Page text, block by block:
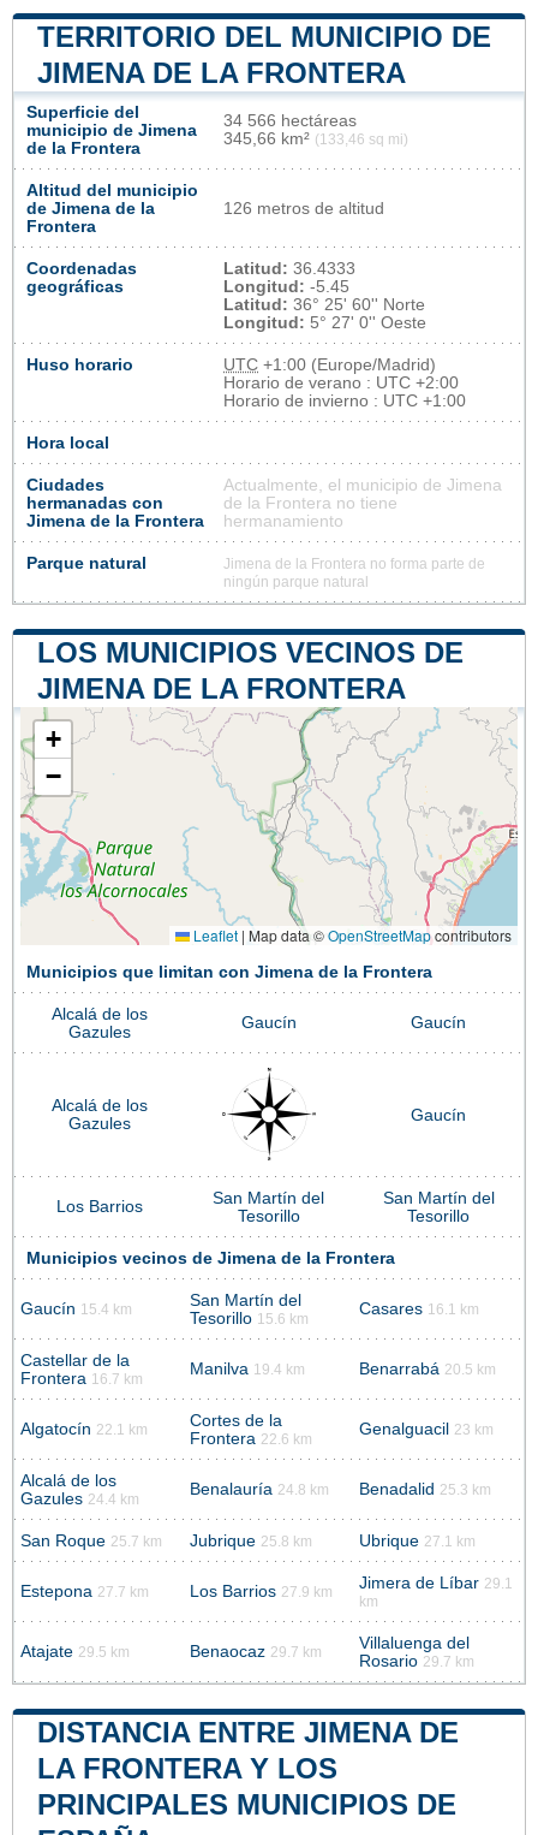
TERRITORIO DEL MUNICIPIO DE
JIMENA DE LA FRONTERA
Superficie del
municipio de Jimena
de la Frontera
34 566 hectáreas
345,66 km² (133,46 sq mi)
Altitud del municipio
de Jimena de la
Frontera
126 metros de altitud
Coordenadas
geográficas
Latitud: 36.4333
Longitud: -5.45
Latitud: 36° 25' 60'' Norte
Longitud: 5° 27' 0'' Oeste
Huso horario UTC +1:00 (Europe/Madrid)
Horario de verano : UTC +2:00
Horario de invierno : UTC +1:00
Hora local
Ciudades
hermanadas con
Jimena de la Frontera
Actualmente, el municipio de Jimena
de la Frontera no tiene
hermanamiento
Parque natural
Jimena de la Frontera no forma parte de
ningún parque natural
LOS MUNICIPIOS VECINOS DE
JIMENA DE LA FRONTERA
+
−
Leaflet | Map data ©OpenStreetMapcontributors
Municipios que limitan con Jimena de la Frontera
Alcalá de los
Gazules
Gaucín Gaucín
Alcalá de los
Gazules
Gaucín
Los Barrios
San Martín del
Tesorillo
San Martín del
Tesorillo
Municipios vecinos de Jimena de la Frontera
Gaucín 15.4 km
San Martín del
Tesorillo 15.6 km
Casares 16.1 km
Castellar de la
Frontera 16.7 km
Manilva 19.4 km Benarrabá 20.5 km
Algatocín 22.1 km
Cortes de la
Frontera 22.6 km
Genalguacil 23 km
Alcalá de los
Gazules 24.4 km
Benalauría 24.8 km Benadalid 25.3 km
San Roque 25.7 km Jubrique 25.8 km Ubrique 27.1 km
Estepona 27.7 km Los Barrios 27.9 km Jimera de Líbar 29.1
km
Atajate 29.5 km Benaocaz 29.7 km
Villaluenga del
Rosario 29.7 km
DISTANCIA ENTRE JIMENA DE
LA FRONTERA Y LOS
PRINCIPALES MUNICIPIOS DE